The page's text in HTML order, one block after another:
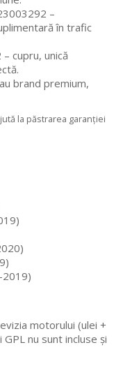
–
în trafic
cupru, unică
brand premium,
la păstrarea garanției
motorului (ulei +
nu sunt incluse și